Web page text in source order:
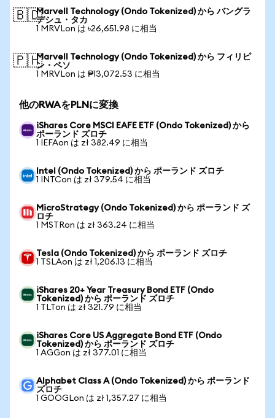
🇧🇩Marvell Technology (Ondo Tokenized) から バングラ
デシュ・タカ
1 MRVLon は ৳26,651.98 に相当
🇵🇭Marvell Technology (Ondo Tokenized) から フィリピ
ン・ペソ
1 MRVLon は ₱13,072.53 に相当
他のRWAをPLNに変換
iShares Core MSCI EAFE ETF (Ondo Tokenized) から
ポーランド ズロチ
1 IEFAon は zł 382.49 に相当
Intel (Ondo Tokenized) から ポーランド ズロチ
1 INTCon は zł 379.54 に相当
MicroStrategy (Ondo Tokenized) から ポーランド ズ
ロチ
1 MSTRon は zł 363.24 に相当
Tesla (Ondo Tokenized) から ポーランド ズロチ
1 TSLAon は zł 1,206.13 に相当
iShares 20+ Year Treasury Bond ETF (Ondo
Tokenized) から ポーランド ズロチ
1 TLTon は zł 321.79 に相当
iShares Core US Aggregate Bond ETF (Ondo
Tokenized) から ポーランド ズロチ
1 AGGon は zł 377.01 に相当
Alphabet Class A (Ondo Tokenized) から ポーランド
ズロチ
1 GOOGLon は zł 1,357.27 に相当